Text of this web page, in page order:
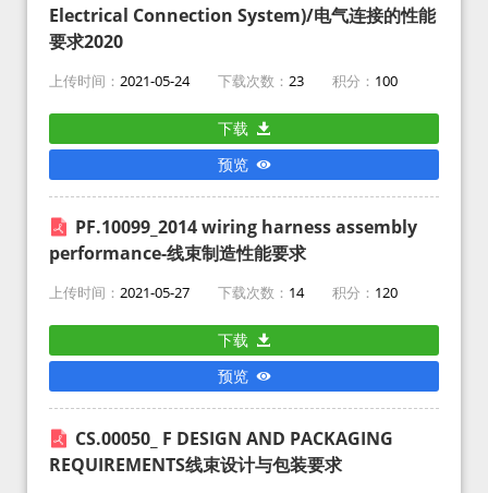
Electrical Connection System)/电气连接的性能
要求2020
上传时间： 2021-05-24 下载次数： 23 积分： 100
下载
预览
PF.10099_2014 wiring harness assembly
performance-线束制造性能要求
上传时间： 2021-05-27 下载次数： 14 积分： 120
下载
预览
CS.00050_ F DESIGN AND PACKAGING
REQUIREMENTS线束设计与包装要求